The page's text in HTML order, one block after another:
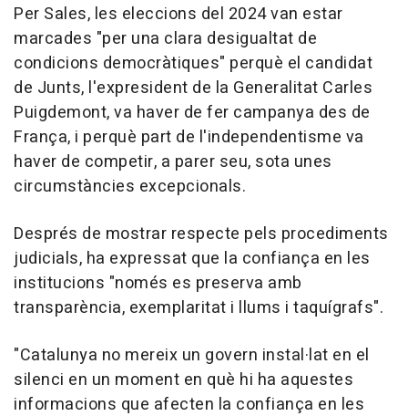
Per Sales, les eleccions del 2024 van estar
marcades "per una clara desigualtat de
condicions democràtiques" perquè el candidat
de Junts, l'expresident de la Generalitat Carles
Puigdemont, va haver de fer campanya des de
França, i perquè part de l'independentisme va
haver de competir, a parer seu, sota unes
circumstàncies excepcionals.
Després de mostrar respecte pels procediments
judicials, ha expressat que la confiança en les
institucions "només es preserva amb
transparència, exemplaritat i llums i taquígrafs".
"Catalunya no mereix un govern instal·lat en el
silenci en un moment en què hi ha aquestes
informacions que afecten la confiança en les